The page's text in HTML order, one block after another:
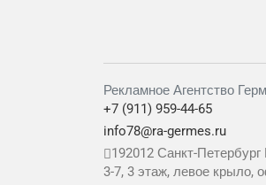
Рекламное Агентство
+7 (911) 959-44-65
info78@ra-germes.ru
192012 Санкт-Петербург
3-7, 3 этаж, левое крыло,